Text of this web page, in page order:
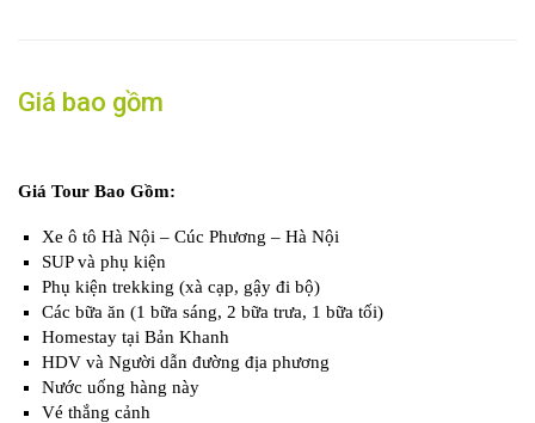
Giá bao gồm
Giá Tour Bao Gồm:
Xe ô tô Hà Nội – Cúc Phương – Hà Nội
SUP và phụ kiện
Phụ kiện trekking (xà cạp, gậy đi bộ)
Các bữa ăn (1 bữa sáng, 2 bữa trưa, 1 bữa tối)
Homestay tại Bản Khanh
HDV và Người dẫn đường địa phương
Nước uống hàng này
Vé thắng cảnh